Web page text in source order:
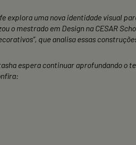
explora uma nova identidade visual
o mestrado em Design na CESAR
que analisa essas
espera continuar aprofundando o